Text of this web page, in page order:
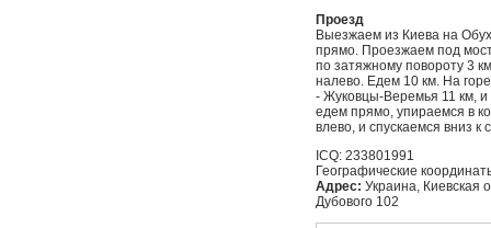
Проезд
Выезжаем из Киева на
прямо. Проезжаем под
по затяжному повороту 3
налево. Едем 10 км. На
- Жуковцы-Веремья 11 км, и
едем прямо, упираемся в
влево, и спускаемся вниз
ICQ: 233801991
Географические
Адрес: Украина, Киевская
Дубового 102